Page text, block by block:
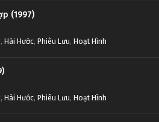
(1997)
, Hài Hước, Phiêu Lưu, Hoạt Hình
, Hài Hước, Phiêu Lưu, Hoạt Hình